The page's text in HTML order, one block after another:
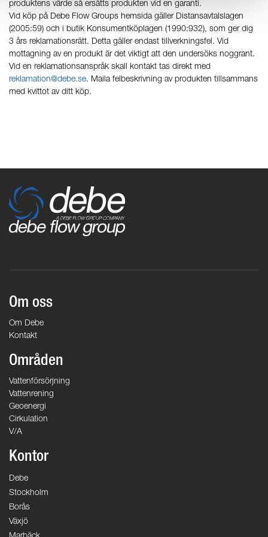
produktens värde så ersätts produkten vid en garanti.
Vid köp på Debe Flow Groups hemsida gäller Distansavtalslagen
(2005:59) och i butik Konsumentköplagen (1990:932), som ger dig
3 års reklamationsrätt. Detta gäller endast tillverkningsfel. Vid
mottagning av en produkt är det viktigt att den undersöks noggrant.
Vid en reklamationsanspråk skall kontakt tas direkt med
reklamation@debe.se. Maila felbeskrivning av produkten tillsammans
med kvittot av ditt köp.
Om oss
Om Debe
Kontakt
Områden
Vattenförsörjning
Vattenrening
Geoenergi
Cirkulation
V/A
Kontor
Debe
Stockholm
Borås
Växjö